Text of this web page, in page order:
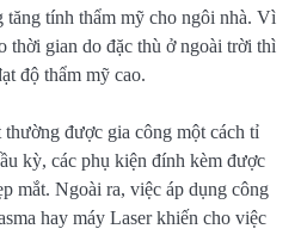
tăng tính thẩm mỹ cho ngôi nhà. Vì
thời gian do đặc thù ở ngoài trời thì
độ thẩm mỹ cao.
thường được gia công một cách tỉ
kỳ, các phụ kiện đính kèm được
mắt. Ngoài ra, việc áp dụng công
hay máy Laser khiến cho việc